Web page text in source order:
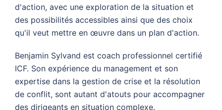
d'action, avec une exploration de la situation et
des possibilités accessibles ainsi que des choix
qu'il veut mettre en œuvre dans un plan d'action.
Benjamin Sylvand est coach professionnel certifié
ICF. Son expérience du management et son
expertise dans la gestion de crise et la résolution
de conflit, sont autant d'atouts pour accompagner
des dirigeants en situation complexe.